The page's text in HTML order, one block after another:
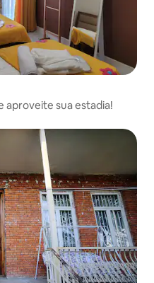
aproveite sua estadia!